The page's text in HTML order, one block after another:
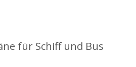
für Schiff und Bus